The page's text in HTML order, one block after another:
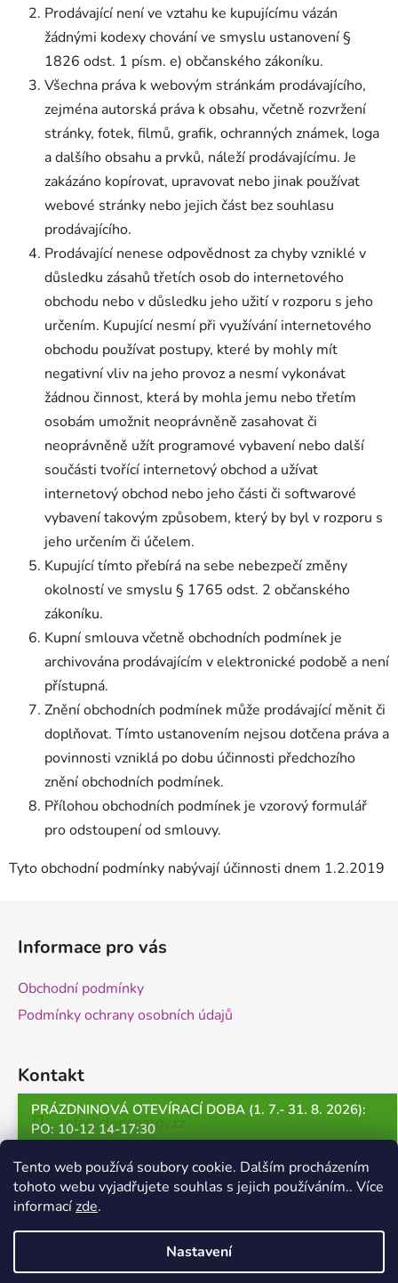
Tento web používá soubory cookie. Dalším procházením
tohoto webu vyjadřujete souhlas s jejich používáním.. Více
informacízde.
Nastavení
PRÁZDNINOVÁ OTEVÍRACÍ DOBA (1. 7.- 31. 8. 2026):
PO: 10-12 14-17:30
ST: 10-12 14-17:30
ČT: ZAVŘENO
PÁ: ZAVŘENO
Prodávající není ve vztahu ke kupujícímu vázán
žádnými kodexy chování ve smyslu ustanovení §
1826 odst. 1 písm. e) občanského zákoníku.
Všechna práva k webovým stránkám prodávajícího,
zejména autorská práva k obsahu, včetně rozvržení
stránky, fotek, filmů, grafik, ochranných známek, loga
a dalšího obsahu a prvků, náleží prodávajícímu. Je
zakázáno kopírovat, upravovat nebo jinak používat
webové stránky nebo jejich část bez souhlasu
prodávajícího.
Prodávající nenese odpovědnost za chyby vzniklé v
důsledku zásahů třetích osob do internetového
obchodu nebo v důsledku jeho užití v rozporu s jeho
určením. Kupující nesmí při využívání internetového
obchodu používat postupy, které by mohly mít
negativní vliv na jeho provoz a nesmí vykonávat
žádnou činnost, která by mohla jemu nebo třetím
osobám umožnit neoprávněně zasahovat či
neoprávněně užít programové vybavení nebo další
součásti tvořící internetový obchod a užívat
internetový obchod nebo jeho části či softwarové
vybavení takovým způsobem, který by byl v rozporu s
jeho určením či účelem.
Kupující tímto přebírá na sebe nebezpečí změny
okolností ve smyslu § 1765 odst. 2 občanského
zákoníku.
Kupní smlouva včetně obchodních podmínek je
archivována prodávajícím v elektronické podobě a není
přístupná.
Znění obchodních podmínek může prodávající měnit či
doplňovat. Tímto ustanovením nejsou dotčena práva a
povinnosti vzniklá po dobu účinnosti předchozího
znění obchodních podmínek.
Přílohou obchodních podmínek je vzorový formulář
pro odstoupení od smlouvy.
Tyto obchodní podmínky nabývají účinnosti dnem 1.2.2019
Informace pro vás
Obchodní podmínky
Podmínky ochrany osobních údajů
Kontakt
info@clenenergy.cz
+420 530 500 422